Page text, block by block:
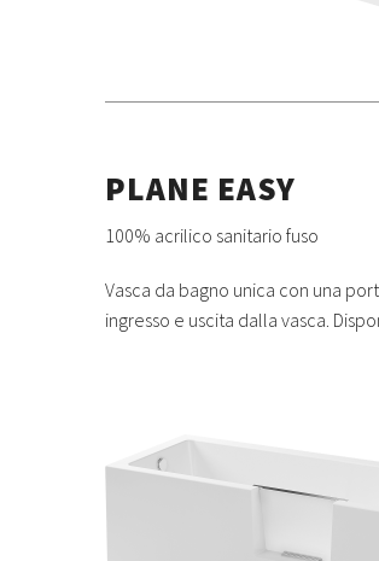
PLANE EASY
100% acrilico sanitario fuso
Vasca da bagno unica con una
ingresso e uscita dalla vasca.